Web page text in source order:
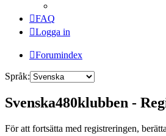
FAQ
Logga in
Forumindex
Språk:
Svenska480klubben -
För att fortsätta med registreringen,